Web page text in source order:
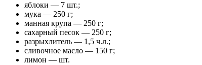
яблоки — 7 шт.;
мука — 250 г;
манная крупа — 250 г;
сахарный песок — 250 г;
разрыхлитель — 1,5 ч.л.;
сливочное масло — 150 г;
лимон — шт.